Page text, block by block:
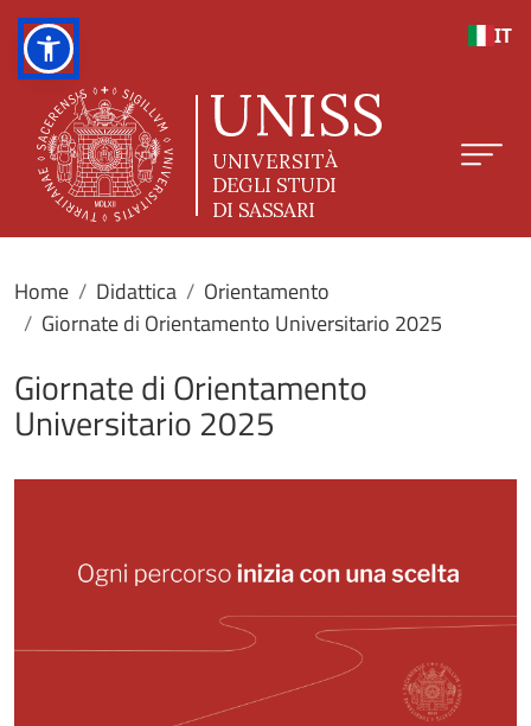
IT
Home Didattica
Orientamento
Giornate di Orientamento Universitario 2025
Giornate di Orientamento
Universitario 2025